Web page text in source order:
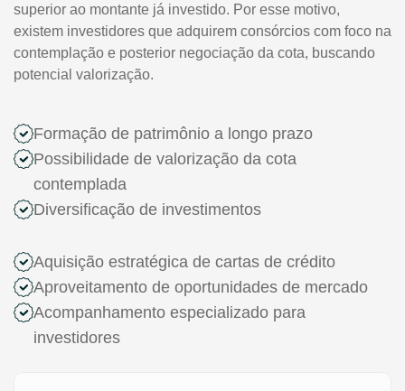
superior ao montante já investido. Por esse motivo,
existem investidores que adquirem consórcios com foco na
contemplação e posterior negociação da cota, buscando
potencial valorização.
Formação de patrimônio a longo prazo
Possibilidade de valorização da cota
contemplada
Diversificação de investimentos
Aquisição estratégica de cartas de crédito
Aproveitamento de oportunidades de mercado
Acompanhamento especializado para
investidores